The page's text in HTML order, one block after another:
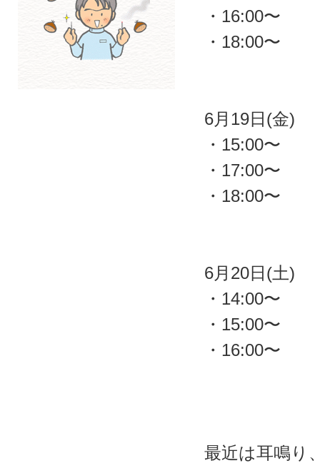
・16:00〜
・18:00〜
6月19日(金)
・15:00〜
・17:00〜
・18:00〜
6月20日(土)
・14:00〜
・15:00〜
・16:00〜
最近は耳鳴り